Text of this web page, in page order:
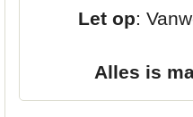
Let op:
Alles is